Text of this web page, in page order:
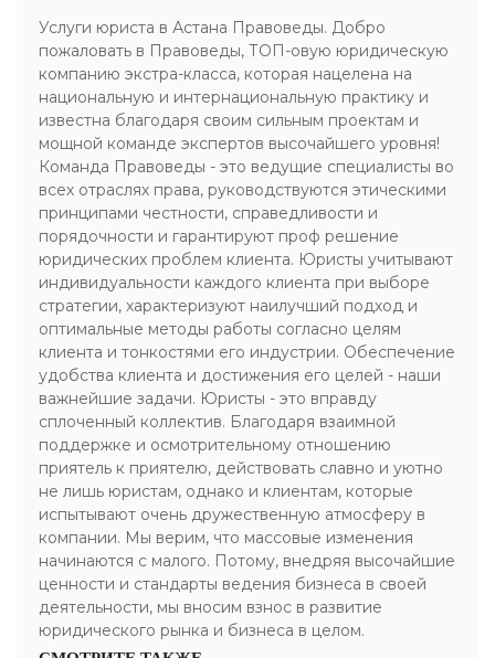
Услуги юриста в Астана Правоведы. Добро
пожаловать в Правоведы, ТОП-овую юридическую
компанию экстра-класса, которая нацелена на
национальную и интернациональную практику и
известна благодаря своим сильным проектам и
мощной команде экспертов высочайшего уровня!
Команда Правоведы - это ведущие специалисты во
всех отраслях права, руководствуются этическими
принципами честности, справедливости и
порядочности и гарантируют проф решение
юридических проблем клиента. Юристы учитывают
индивидуальности каждого клиента при выборе
стратегии, характеризуют наилучший подход и
оптимальные методы работы согласно целям
клиента и тонкостями его индустрии. Обеспечение
удобства клиента и достижения его целей - наши
важнейшие задачи. Юристы - это вправду
сплоченный коллектив. Благодаря взаимной
поддержке и осмотрительному отношению
приятель к приятелю, действовать славно и уютно
не лишь юристам, однако и клиентам, которые
испытывают очень дружественную атмосферу в
компании. Мы верим, что массовые изменения
начинаются с малого. Потому, внедряя высочайшие
ценности и стандарты ведения бизнеса в своей
деятельности, мы вносим взнос в развитие
юридического рынка и бизнеса в целом.